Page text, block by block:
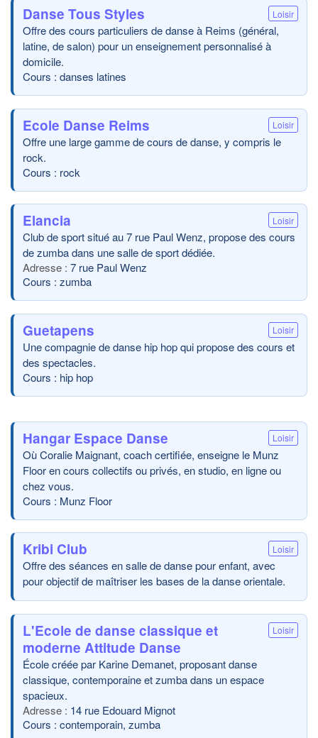
Danse Tous Styles Loisir
Offre des cours particuliers de danse à Reims (général,
latine, de salon) pour un enseignement personnalisé à
domicile.
Cours : danses latines
Ecole Danse Reims Loisir
Offre une large gamme de cours de danse, y compris le
rock.
Cours : rock
Elancia Loisir
Club de sport situé au 7 rue Paul Wenz, propose des cours
de zumba dans une salle de sport dédiée.
7 rue Paul Wenz
Cours : zumba
Guetapens Loisir
Une compagnie de danse hip hop qui propose des cours et
des spectacles.
Cours : hip hop
Hangar Espace Danse Loisir
Où Coralie Maignant, coach certifiée, enseigne le Munz
Floor en cours collectifs ou privés, en studio, en ligne ou
chez vous.
Cours : Munz Floor
Kribi Club Loisir
Offre des séances en salle de danse pour enfant, avec
pour objectif de maîtriser les bases de la danse orientale.
L'Ecole de danse classique et
moderne Attitude Danse
Loisir
École créée par Karine Demanet, proposant danse
classique, contemporaine et zumba dans un espace
spacieux.
14 rue Edouard Mignot
Cours : contemporain, zumba